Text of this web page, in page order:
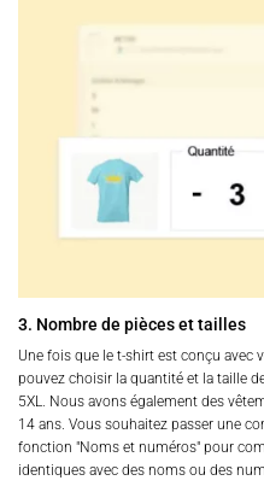
3. Nombre de pièces et tailles
Une fois que le t-shirt est conçu avec
pouvez choisir la quantité et la taille
5XL. Nous avons également des
14 ans. Vous souhaitez passer une
fonction "Noms et numéros" pour
identiques avec des noms ou des